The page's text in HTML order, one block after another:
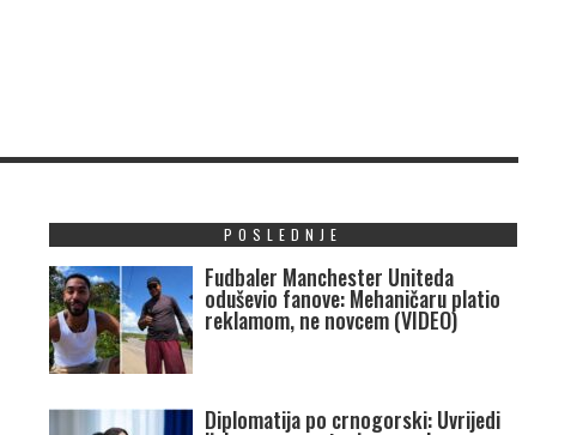
POSLEDNJE
Fudbaler Manchester Uniteda
oduševio fanove: Mehaničaru platio
reklamom, ne novcem (VIDEO)
Diplomatija po crnogorski: Uvrijedi